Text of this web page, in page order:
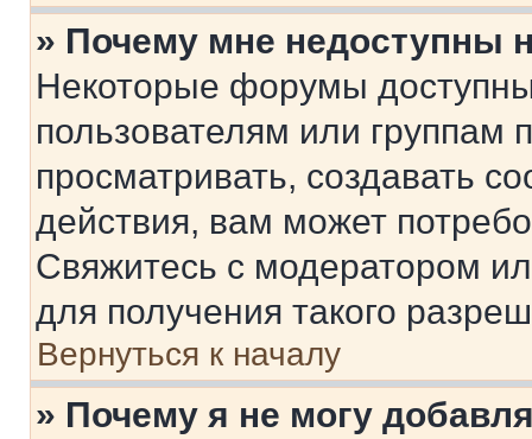
» Почему мне недоступны
Некоторые форумы
пользователям или группам
просматривать, создавать
действия, вам может
Свяжитесь с модератором
для получения такого
Вернуться к началу
» Почему я не могу